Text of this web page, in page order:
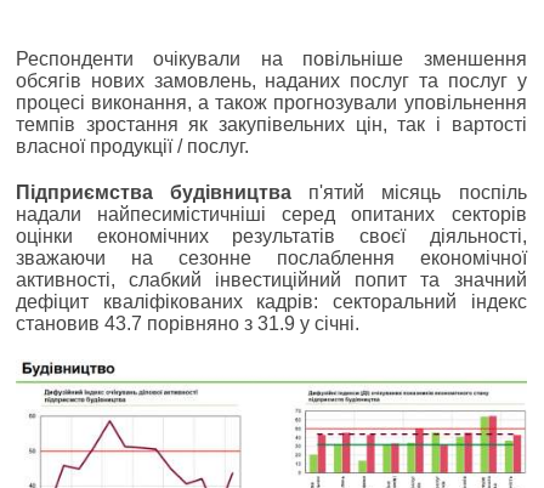
Респонденти очікували на повільніше зменшення
обсягів нових замовлень, наданих послуг та послуг у
процесі виконання, а також прогнозували уповільнення
темпів зростання як закупівельних цін, так і вартості
власної продукції / послуг.
Підприємства будівництва п'ятий місяць поспіль
надали найпесимістичніші серед опитаних секторів
оцінки економічних результатів своєї діяльності,
зважаючи на сезонне послаблення економічної
активності, слабкий інвестиційний попит та значний
дефіцит кваліфікованих кадрів: секторальний індекс
становив 43.7 порівняно з 31.9 у січні.